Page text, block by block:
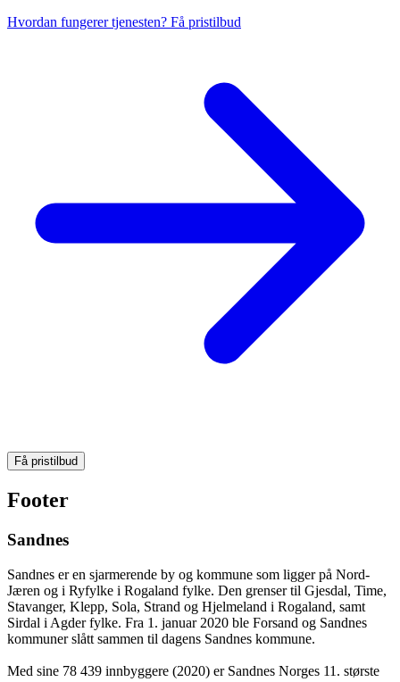
Hvordan fungerer tjenesten? Få pristilbud
Få pristilbud
Footer
Sandnes
Sandnes er en sjarmerende by og kommune som ligger på Nord-
Jæren og i Ryfylke i Rogaland fylke. Den grenser til Gjesdal, Time,
Stavanger, Klepp, Sola, Strand og Hjelmeland i Rogaland, samt
Sirdal i Agder fylke. Fra 1. januar 2020 ble Forsand og Sandnes
kommuner slått sammen til dagens Sandnes kommune.
Med sine 78 439 innbyggere (2020) er Sandnes Norges 11. største